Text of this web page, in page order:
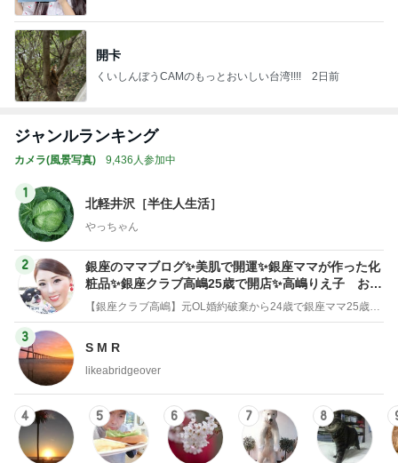
開卡
くいしんぼうCAMのもっとおいしい台湾!!!! 2日前
ジャンルランキング
カメラ(風景写真) 9,436人参加中
1
北軽井沢［半住人生活］
やっちゃん
2
銀座のママブログ✨美肌で開運✨銀座ママが作った化
粧品✨銀座クラブ高嶋25歳で開店✨高嶋りえ子 お着
物でエルメス バーキン コーデ
【銀座クラブ高嶋】元OL婚約破棄から24歳で銀座ママ25歳でオーナーママ銀座 美肌で開運♡パワースポット巡り高嶋りえ子ブログ
3
S M R
likeabridgeover
4 5 6 7 8